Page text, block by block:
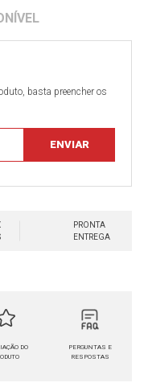
basta preencher os
PRONTA
ENTREGA
DO
PERGUNTAS E
RESPOSTAS